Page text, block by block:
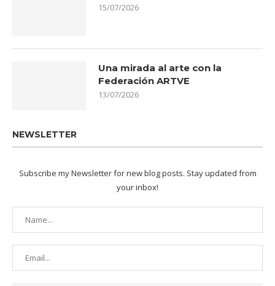
15/07/2026
Una mirada al arte con la
Federación ARTVE
13/07/2026
NEWSLETTER
Subscribe my Newsletter for new blog posts. Stay updated from
your inbox!